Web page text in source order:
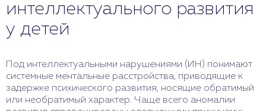
интеллектуального развития
у детей
Под интеллектуальными нарушениями (ИН) понимают
системные ментальные расстройства, приводящие к
задержке психического развития, носящие обратимый
или необратимый характер. Чаще всего аномалии